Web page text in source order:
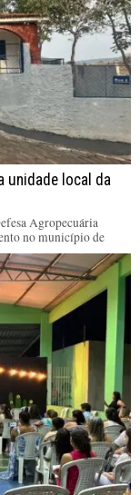
unidade local da
Agropecuária
no município de